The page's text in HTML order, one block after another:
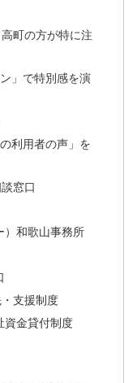
町の方が特に注
」で特別感を演
利用者の声」を
窓口
）和歌山事務所
支援制度
資金貸付制度